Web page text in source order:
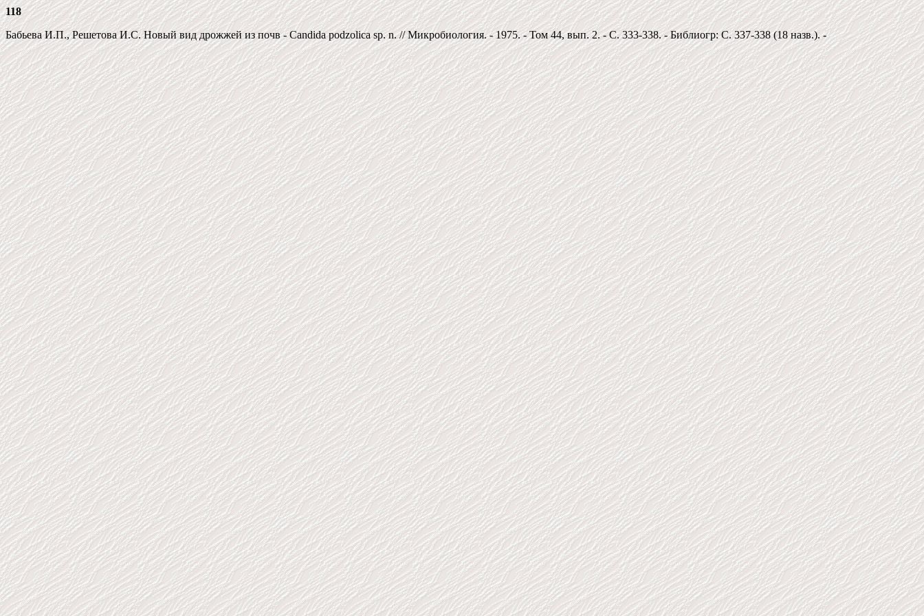
118
Бабьева И.П., Решетова И.С. Новый вид дрожжей из почв - Candida podzolica sp. n. // Микробиология. - 1975. - Том 44, вып. 2. - С. 333-338. - Библиогр: С. 337-338 (18 назв.). -